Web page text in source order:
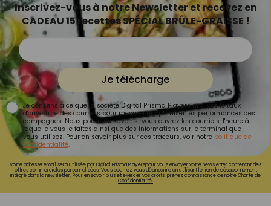
Inscrivez-vous à notre Newsletter et recevez en
CADEAU 15 recettes SPÉCIAL BRÛLE-GRAISSE !
Je télécharge
Je consens à ce que la société Digital Prisma Players analyse le taux
d'ouverture des courriels pour mesurer et optimiser les performances des
campagnes. Nous pourrons savoir si vous ouvrez les courriels, l'heure à
laquelle vous le faites ainsi que des informations sur le terminal que
vous utilisez. Pour en savoir plus sur ces traceurs, voir notre politique de
confidentialité.
Votre adresse email sera utilisée par Digital Prisma Playerspour vous envoyer votre newsletter contenant des
offres commerciales personnalisées. Vous pourrez vous désinscrire en utilisant le lien de désabonnement
intégré dans la newsletter. Pour en savoir plus et exercer vos droits, prenez connaissance de notreCharte de
Confidentialité.